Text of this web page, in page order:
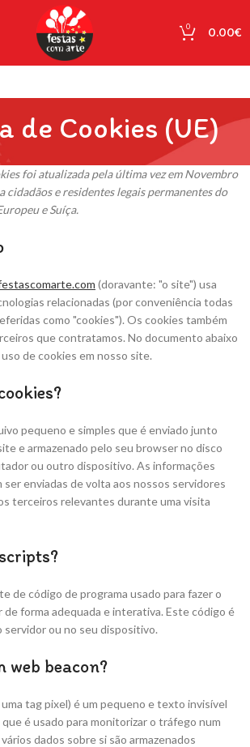
0 0.00€
de Cookies (UE)
foi atualizada pela última vez em Novembro
cidadãos e residentes legais permanentes do
e Suíça.
(doravante: "o site") usa
relacionadas (por conveniência todas
como "cookies"). Os cookies também
que contratamos. No documento abaixo
de cookies em nosso site.
pequeno e simples que é enviado junto
e armazenado pelo seu browser no disco
ou outro dispositivo. As informações
ser enviadas de volta aos nossos servidores
terceiros relevantes durante uma visita
de código de programa usado para fazer o
forma adequada e interativa. Este código é
ou no seu dispositivo.
web beacon?
tag pixel) é um pequeno e texto invisível
é usado para monitorizar o tráfego num
dados sobre si são armazenados